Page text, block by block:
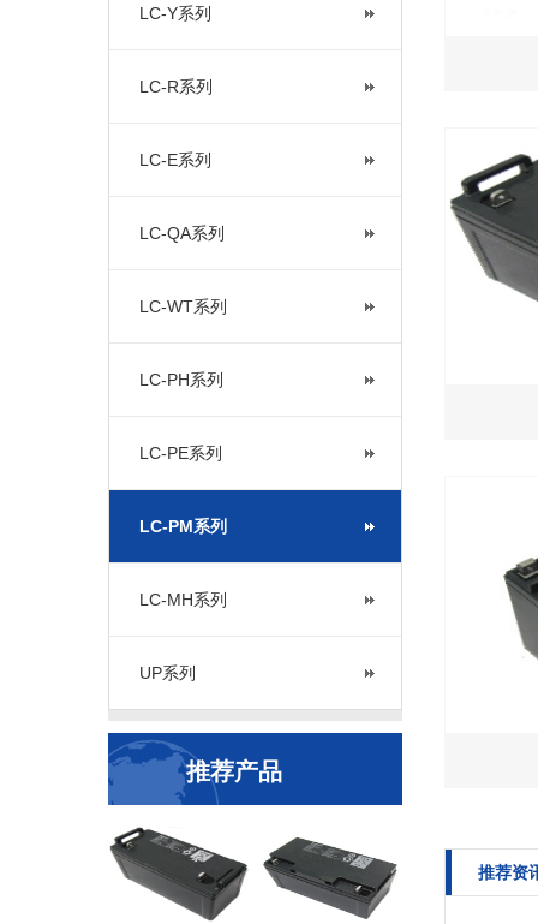
LC-Y系列
LC-R系列
LC-E系列
LC-QA系列
LC-WT系列
LC-PH系列
LC-PE系列
LC-PM系列
LC-MH系列
UP系列
推荐产品
推荐资